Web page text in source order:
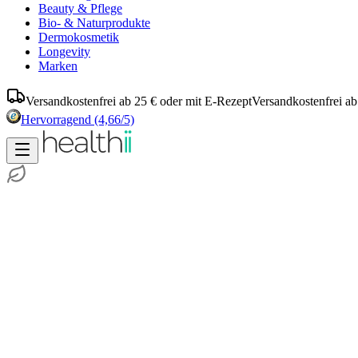
Beauty & Pflege
Bio- & Naturprodukte
Dermokosmetik
Longevity
Marken
Versandkostenfrei ab 25 € oder mit E-RezeptVersandkostenfrei
Hervorragend (4,66/5)